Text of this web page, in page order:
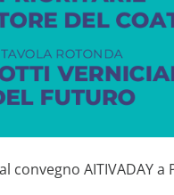
convegno AITIVADAY a